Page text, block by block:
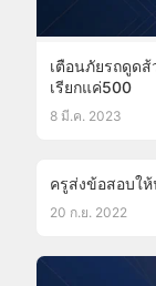
เตือนภัยรถดูด
เรียกแค่500
8 มี.ค. 2023
ครูส่งข้อสอบใ
20 ก.ย. 2022